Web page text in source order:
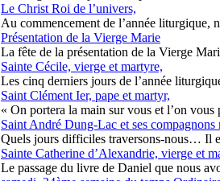
Le Christ Roi de l’univers,
Au commencement de l’année liturgique,
Présentation de la Vierge Marie
La fête de la présentation de la Vierge
Sainte Cécile, vierge et martyre,
Les cinq derniers jours de l’année
Saint Clément Ier, pape et martyr,
« On portera la main sur vous et l’on
Saint André Dung-Lac et ses compagnons
Quels jours difficiles traversons-nous… Il
Sainte Catherine d’Alexandrie, vierge et
Le passage du livre de Daniel que nous